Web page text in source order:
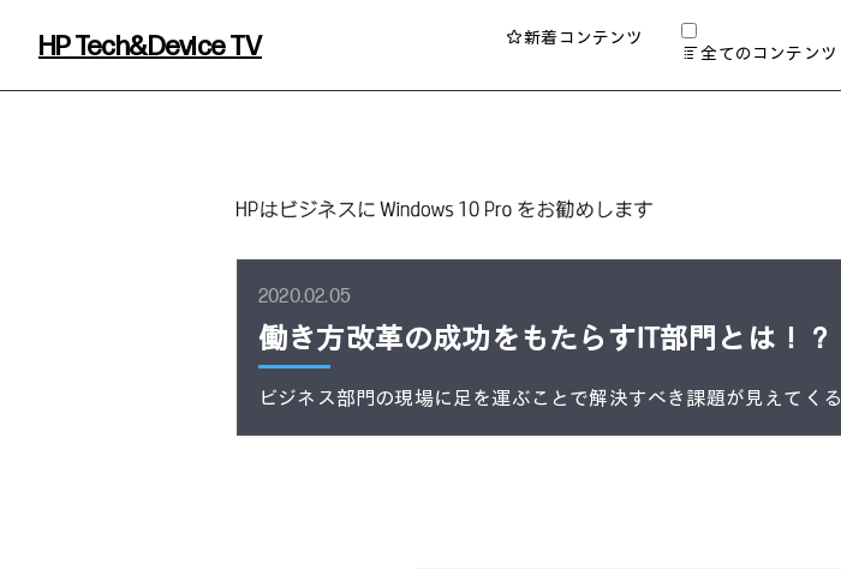
HP Tech&Device TV 新着コンテンツ
全てのコンテンツ
チャンネル
サイバーセキュリティ
ワークステーション
2020.02.05
働き方改革の成功をもたらすIT部門とは！？
ビジネス部門の現場に足を運ぶことで解決すべき課題が見えてくる